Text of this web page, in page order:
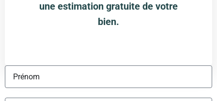
une estimation gratuite de votre
bien.